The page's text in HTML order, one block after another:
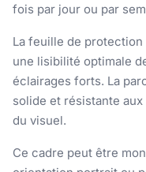
fois par jour ou par
La feuille de protection
une lisibilité optimale
éclairages forts. La
solide et résistante
du visuel.
Ce cadre peut être